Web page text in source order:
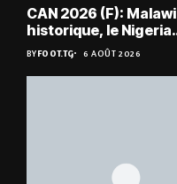
CAN 2026 (F): Malawi
historique, le Nigeria
sauvé, la Zambie
éliminée
BYFOOT.TG 6 AOÛT 2026